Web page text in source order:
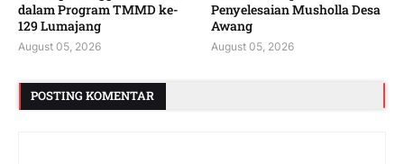
dalam Program TMMD ke-
129 Lumajang
August 05, 2026
Penyelesaian Musholla Desa
Awang
August 05, 2026
POSTING KOMENTAR